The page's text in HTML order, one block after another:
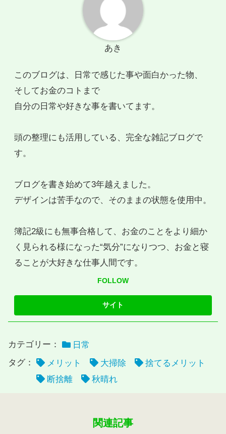
あき
このブログは、日常で感じた事や面白かった物、
そしてお金のコトまで
自分の日常や好きな事を書いてます。
頭の整理にも活用している、完全な雑記ブログで
す。
ブログを書き始めて3年越えました。
デザインは苦手なので、そのままの状態を使用中。
簿記2級にも無事合格して、お金のことをより細か
く見られる様になった“気分”になりつつ、お金と寝
ることが大好きな仕事人間です。
FOLLOW
カテゴリー：
日常
タグ：
メリット 大掃除
捨てるメリット
断捨離
秋晴れ
関連記事